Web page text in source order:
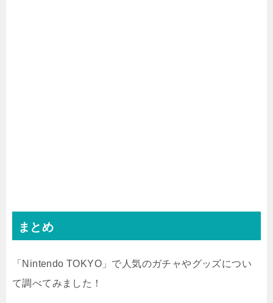
まとめ
「Nintendo TOKYO」で人気のガチャやグッズについ
て調べてみました！